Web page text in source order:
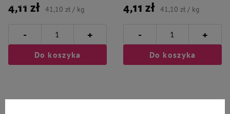
4,11 zł 41,10 zł / kg
- +
Do koszyka
4,11 zł 41,10 zł / kg
- +
Do koszyka